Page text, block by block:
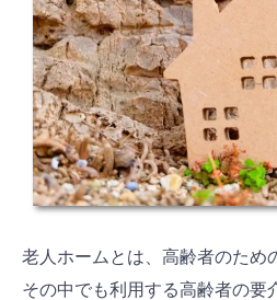
老人ホームとは、高齢者のため
その中でも利用する高齢者の要